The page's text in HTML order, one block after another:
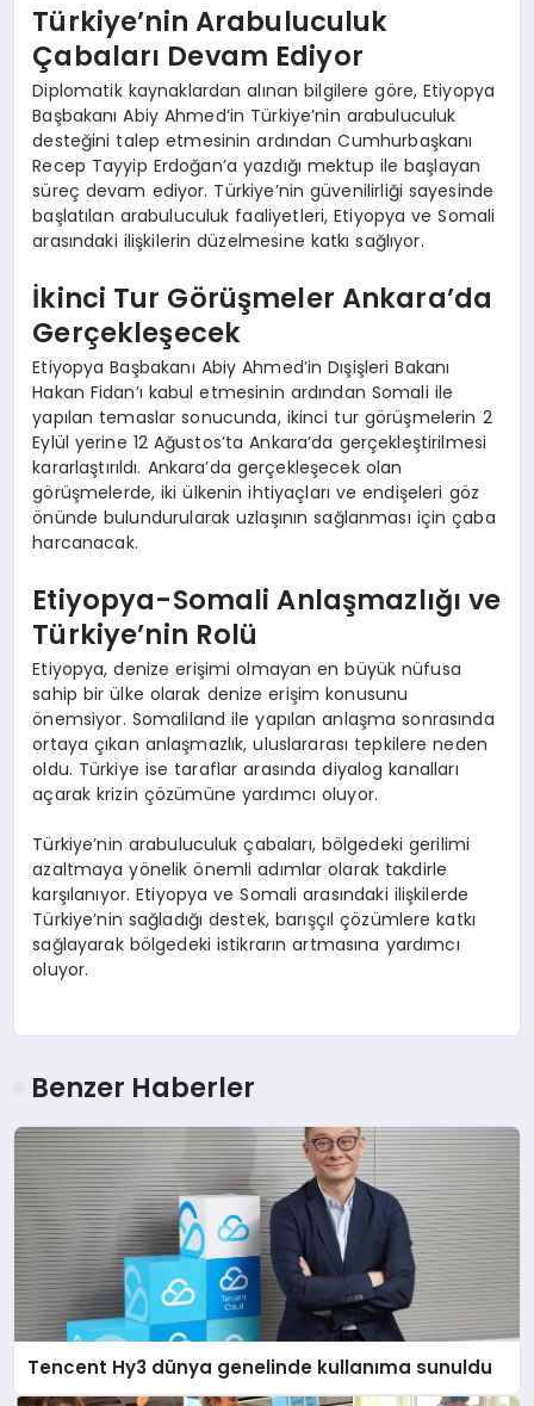
Türkiye’nin Arabuluculuk
Çabaları Devam Ediyor
Diplomatik kaynaklardan alınan bilgilere göre, Etiyopya
Başbakanı Abiy Ahmed’in Türkiye’nin arabuluculuk
desteğini talep etmesinin ardından Cumhurbaşkanı
Recep Tayyip Erdoğan’a yazdığı mektup ile başlayan
süreç devam ediyor. Türkiye’nin güvenilirliği sayesinde
başlatılan arabuluculuk faaliyetleri, Etiyopya ve Somali
arasındaki ilişkilerin düzelmesine katkı sağlıyor.
İkinci Tur Görüşmeler Ankara’da
Gerçekleşecek
Etiyopya Başbakanı Abiy Ahmed’in Dışişleri Bakanı
Hakan Fidan’ı kabul etmesinin ardından Somali ile
yapılan temaslar sonucunda, ikinci tur görüşmelerin 2
Eylül yerine 12 Ağustos’ta Ankara’da gerçekleştirilmesi
kararlaştırıldı. Ankara’da gerçekleşecek olan
görüşmelerde, iki ülkenin ihtiyaçları ve endişeleri göz
önünde bulundurularak uzlaşının sağlanması için çaba
harcanacak.
Etiyopya-Somali Anlaşmazlığı ve
Türkiye’nin Rolü
Etiyopya, denize erişimi olmayan en büyük nüfusa
sahip bir ülke olarak denize erişim konusunu
önemsiyor. Somaliland ile yapılan anlaşma sonrasında
ortaya çıkan anlaşmazlık, uluslararası tepkilere neden
oldu. Türkiye ise taraflar arasında diyalog kanalları
açarak krizin çözümüne yardımcı oluyor.
Türkiye’nin arabuluculuk çabaları, bölgedeki gerilimi
azaltmaya yönelik önemli adımlar olarak takdirle
karşılanıyor. Etiyopya ve Somali arasındaki ilişkilerde
Türkiye’nin sağladığı destek, barışçıl çözümlere katkı
sağlayarak bölgedeki istikrarın artmasına yardımcı
oluyor.
Benzer Haberler
Tencent Hy3 dünya genelinde kullanıma sunuldu